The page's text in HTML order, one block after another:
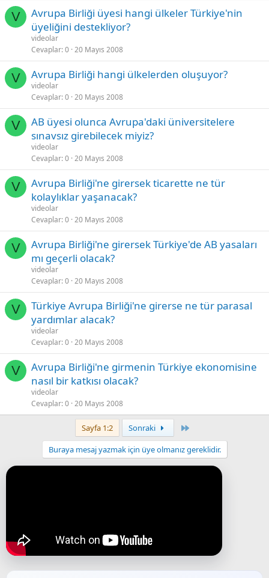
V
Avrupa Birliği üyesi hangi ülkeler Türkiye'nin
üyeliğini destekliyor?
videolar
Cevaplar 0 20 Mayıs 2008
V Avrupa Birliği hangi ülkelerden oluşuyor?
videolar
Cevaplar 0 20 Mayıs 2008
V
AB üyesi olunca Avrupa'daki üniversitelere
sınavsız girebilecek miyiz?
videolar
Cevaplar 0 20 Mayıs 2008
V
Avrupa Birliği'ne girersek ticarette ne tür
kolaylıklar yaşanacak?
videolar
Cevaplar 0 20 Mayıs 2008
V
Avrupa Birliği'ne girersek Türkiye'de AB yasaları
mı geçerli olacak?
videolar
Cevaplar 0 20 Mayıs 2008
V
Türkiye Avrupa Birliği'ne girerse ne tür parasal
yardımlar alacak?
videolar
Cevaplar 0 20 Mayıs 2008
V
Avrupa Birliği'ne girmenin Türkiye ekonomisine
nasıl bir katkısı olacak?
videolar
Cevaplar 0 20 Mayıs 2008
Sayfa 1:2 Sonraki
Buraya mesaj yazmak için üye olmanız gereklidir.